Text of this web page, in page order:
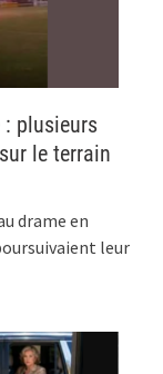
plusieurs
le terrain
drame en
leur